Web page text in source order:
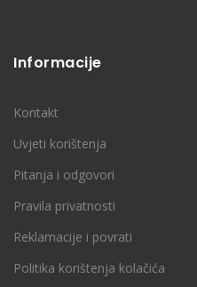
Informacije
Kontakt
Uvjeti korištenja
Pitanja i odgovori
Pravila privatnosti
Reklamacije i povrati
Politika korištenja kolačića